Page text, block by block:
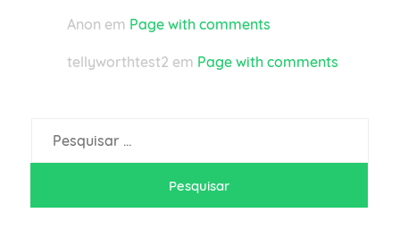
Anon em Page with comments
tellyworthtest2 em Page with comments
por: